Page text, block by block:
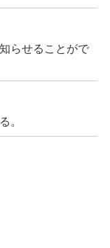
らせることがで
。